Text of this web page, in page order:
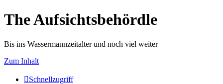
The Aufsichtsbehördle
Bis ins Wassermannzeitalter und noch viel weiter
Zum Inhalt
Schnellzugriff